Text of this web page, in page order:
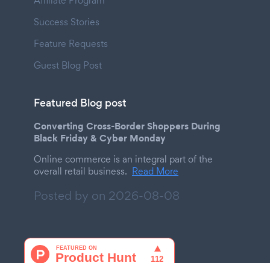
Success Stories
Feature Requests
Guest Blog Post
Featured Blog post
Converting Cross-Border Shoppers During
Black Friday & Cyber Monday
Online commerce is an integral part of the
overall retail business. Read More
Posted by on 2026-08-08